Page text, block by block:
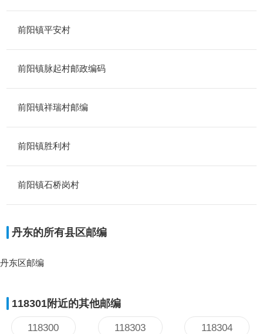
前阳镇平安村
前阳镇脉起村邮政编码
前阳镇祥瑞村邮编
前阳镇胜利村
前阳镇石桥岗村
丹东的所有县区邮编
丹东区邮编
118301附近的其他邮编
118300 118303 118304